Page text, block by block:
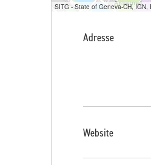
Adresse
Website